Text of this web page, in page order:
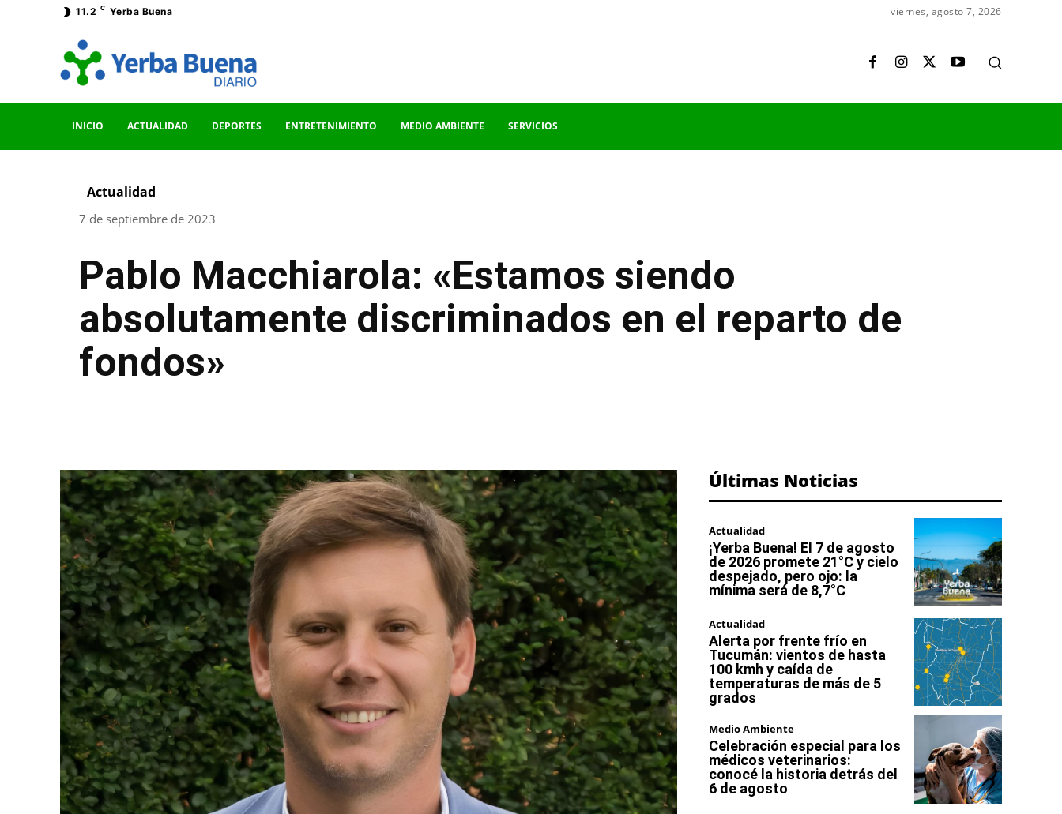
11.2 C Yerba Buena viernes, agosto 7, 2026
INICIO ACTUALIDAD DEPORTES ENTRETENIMIENTO MEDIO AMBIENTE SERVICIOS
Actualidad
7 de septiembre de 2023
Pablo Macchiarola: «Estamos siendo
absolutamente discriminados en el reparto de
fondos»
Últimas Noticias
Actualidad
¡Yerba Buena! El 7 de agosto
de 2026 promete 21°C y cielo
despejado, pero ojo: la
mínima será de 8,7°C
Actualidad
Alerta por frente frío en
Tucumán: vientos de hasta
100 kmh y caída de
temperaturas de más de 5
grados
Medio Ambiente
Celebración especial para los
médicos veterinarios:
conocé la historia detrás del
6 de agosto